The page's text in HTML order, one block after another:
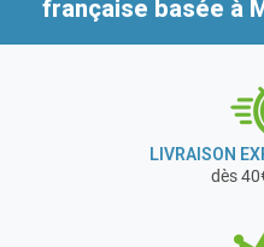
Couleur/Monochrome :
Système d‘exploitation pris
« Nous avons choisi pour
marque : Kern & Sohn qui est
professionnel et de très
française basée à
LIVRAISON
dès